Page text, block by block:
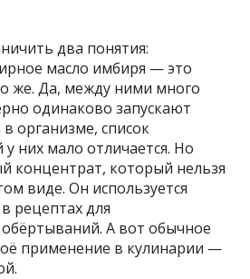
два понятия:
масло имбиря — это
же. Да, между ними много
одинаково запускают
организме, список
них мало отличается. Но
концентрат, который нельзя
виде. Он используется
рецептах для
А вот обычное
применение в кулинарии —